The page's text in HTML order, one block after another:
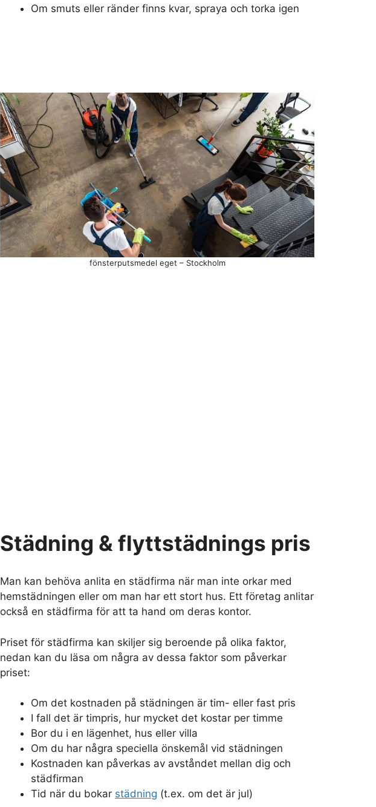
Om smuts eller ränder finns kvar, spraya och torka igen
fönsterputsmedel eget – Stockholm
Städning & flyttstädnings pris
Man kan behöva anlita en städfirma när man inte orkar med
hemstädningen eller om man har ett stort hus. Ett företag anlitar
också en städfirma för att ta hand om deras kontor.
Priset för städfirma kan skiljer sig beroende på olika faktor,
nedan kan du läsa om några av dessa faktor som påverkar
priset:
Om det kostnaden på städningen är tim- eller fast pris
I fall det är timpris, hur mycket det kostar per timme
Bor du i en lägenhet, hus eller villa
Om du har några speciella önskemål vid städningen
Kostnaden kan påverkas av avståndet mellan dig och
städfirman
Tid när du bokar städning (t.ex. om det är jul)